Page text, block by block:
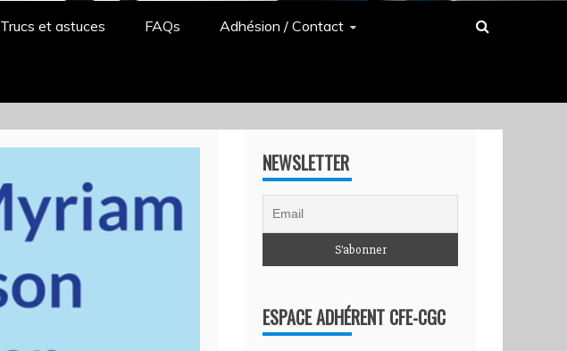
Trucs et astuces FAQs Adhésion / Contact
NEWSLETTER
ESPACE ADHÉRENT CFE-CGC